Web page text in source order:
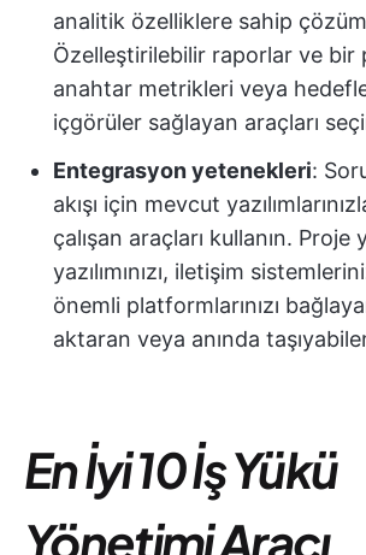
analitik özelliklere sahip
Özelleştirilebilir raporlar ve bir
anahtar metrikleri veya
içgörüler sağlayan araçları
Entegrasyon yetenekleri:
akışı için mevcut
çalışan araçları kullanın. Proje
yazılımınızı, iletişim
önemli platformlarınızı
aktaran veya anında
En İyi 10 İş Yükü
Yönetimi Aracı